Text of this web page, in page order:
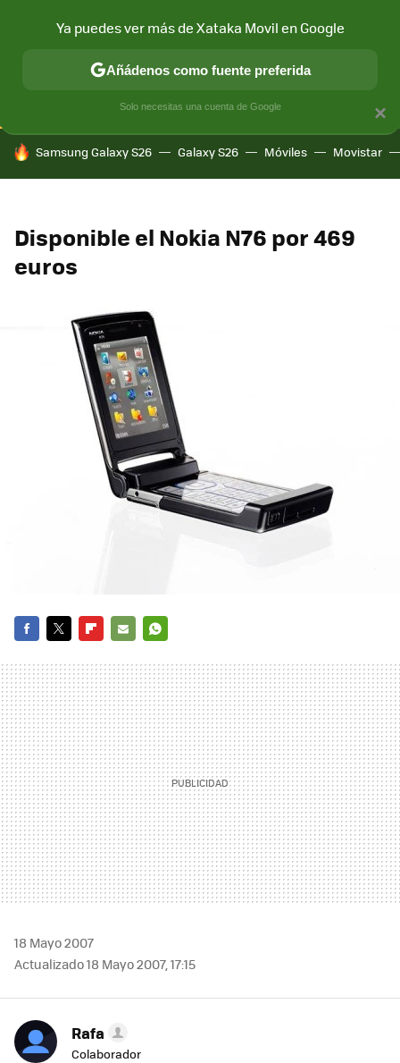
CONECTIVIDAD MÓVIL Y SOCIEDAD APLICACIONES
HOY SE HABLA DE
Samsung Galaxy S26 Galaxy S26 Móviles Movistar
Disponible el Nokia N76 por 469
euros
MAIL
18 Mayo 2007
Actualizado 18 Mayo 2007, 17:15
Rafa
Colaborador
×
Ya puedes ver más de Xataka Movil en Google
Añádenos como fuente preferida
Solo necesitas una cuenta de Google